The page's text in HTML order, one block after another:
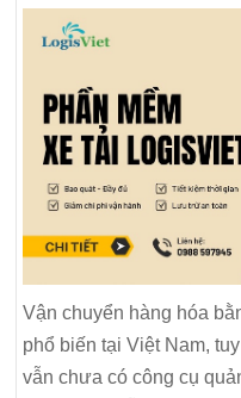
Vận chuyển hàng hóa
phổ biến tại Việt Nam,
vẫn chưa có công cụ